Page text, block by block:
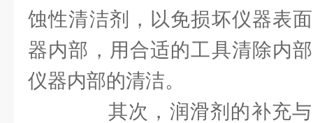
蚀性清洁剂，以免损坏仪器表
器内部，用合适的工具清除内
仪器内部的清洁。
其次，润滑剂的补充与